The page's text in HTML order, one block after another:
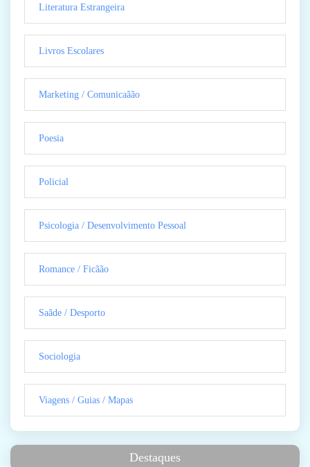
Literatura Estrangeira
Livros Escolares
Marketing / Comunicaãão
Poesia
Policial
Psicologia / Desenvolvimento Pessoal
Romance / Ficãão
Saãde / Desporto
Sociologia
Viagens / Guias / Mapas
Destaques